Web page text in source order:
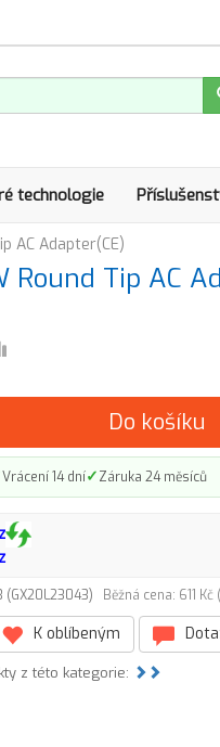
technologie
AC Adapter(CE)
Round Tip AC
Do košíku
Vrácení 14 dní✓Záruka 24 měsíců
(GX20L23043) Běžná cena: 611
K oblíbeným
z této kategorie: